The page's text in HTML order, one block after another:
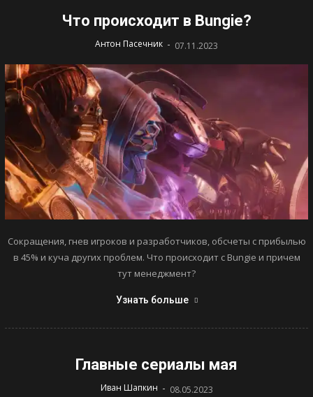
Что происходит в Bungie?
Антон Пасечник - 07.11.2023
Сокращения, гнев игроков и разработчиков, обсчеты с прибылью
в 45% и куча других проблем. Что происходит с Bungie и причем
тут менеджмент?
Узнать больше
Главные сериалы мая
Иван Шапкин - 08.05.2023